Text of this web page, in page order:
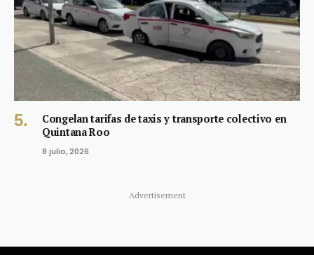
Congelan tarifas de taxis y transporte colectivo en
Quintana Roo
8 julio, 2026
Advertisement